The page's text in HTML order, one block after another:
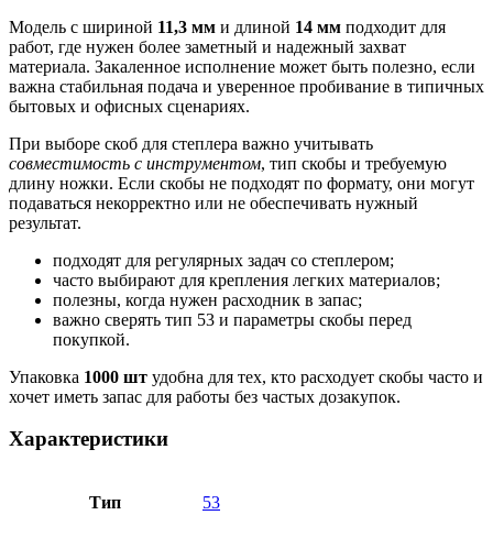
Модель с шириной 11,3 мм и длиной 14 мм подходит для
работ, где нужен более заметный и надежный захват
материала. Закаленное исполнение может быть полезно, если
важна стабильная подача и уверенное пробивание в типичных
бытовых и офисных сценариях.
При выборе скоб для степлера важно учитывать
совместимость с инструментом, тип скобы и требуемую
длину ножки. Если скобы не подходят по формату, они могут
подаваться некорректно или не обеспечивать нужный
результат.
подходят для регулярных задач со степлером;
часто выбирают для крепления легких материалов;
полезны, когда нужен расходник в запас;
важно сверять тип 53 и параметры скобы перед
покупкой.
Упаковка 1000 шт удобна для тех, кто расходует скобы часто и
хочет иметь запас для работы без частых дозакупок.
Характеристики
Тип 53